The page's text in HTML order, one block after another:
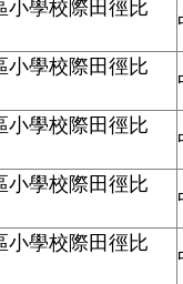
小學校際田徑比
小學校際田徑比
小學校際田徑比
小學校際田徑比
小學校際田徑比